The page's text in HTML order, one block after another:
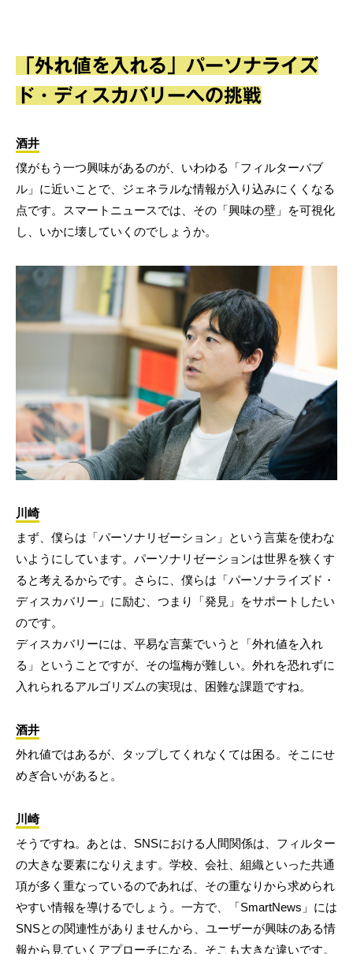
「外れ値を入れる」パーソナライズ
ド・ディスカバリーへの挑戦
酒井
僕がもう一つ興味があるのが、いわゆる「フィルターバブ
ル」に近いことで、ジェネラルな情報が入り込みにくくなる
点です。スマートニュースでは、その「興味の壁」を可視化
し、いかに壊していくのでしょうか。
川崎
まず、僕らは「パーソナリゼーション」という言葉を使わな
いようにしています。パーソナリゼーションは世界を狭くす
ると考えるからです。さらに、僕らは「パーソナライズド・
ディスカバリー」に励む、つまり「発見」をサポートしたい
のです。
ディスカバリーには、平易な言葉でいうと「外れ値を入れ
る」ということですが、その塩梅が難しい。外れを恐れずに
入れられるアルゴリズムの実現は、困難な課題ですね。
酒井
外れ値ではあるが、タップしてくれなくては困る。そこにせ
めぎ合いがあると。
川崎
そうですね。あとは、SNSにおける人間関係は、フィルター
の大きな要素になりえます。学校、会社、組織といった共通
項が多く重なっているのであれば、その重なりから求められ
やすい情報を導けるでしょう。一方で、「SmartNews」には
SNSとの関連性がありませんから、ユーザーが興味のある情
報から見ていくアプローチになる。そこも大きな違いです。